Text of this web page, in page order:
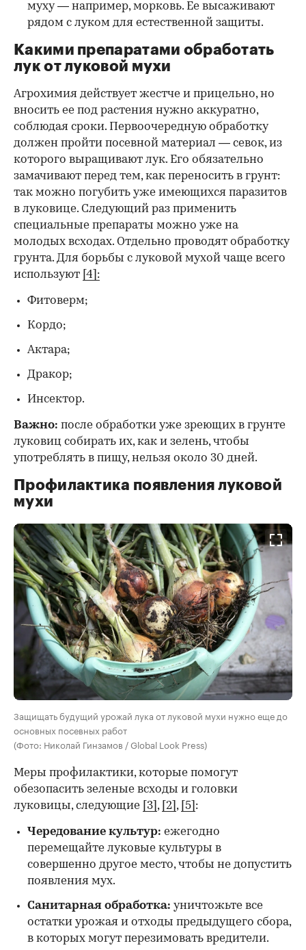
муху — например, морковь. Ее высаживают
рядом с луком для естественной защиты.
Какими препаратами обработать
лук от луковой мухи
Агрохимия действует жестче и прицельно, но
вносить ее под растения нужно аккуратно,
соблюдая сроки. Первоочередную обработку
должен пройти посевной материал — севок, из
которого выращивают лук. Его обязательно
замачивают перед тем, как переносить в грунт:
так можно погубить уже имеющихся паразитов
в луковице. Следующий раз применить
специальные препараты можно уже на
молодых всходах. Отдельно проводят обработку
грунта. Для борьбы с луковой мухой чаще всего
используют [4]:
Фитоверм;
Кордо;
Актара;
Дракор;
Инсектор.
Важно: после обработки уже зреющих в грунте
луковиц собирать их, как и зелень, чтобы
употреблять в пищу, нельзя около 30 дней.
Профилактика появления луковой
мухи
Защищать будущий урожай лука от луковой мухи нужно еще до
основных посевных работ
(Фото: Николай Гинзамов / Global Look Press)
Меры профилактики, которые помогут
обезопасить зеленые всходы и головки
луковицы, следующие
[3] , [2] , [5] :
Чередование культур: ежегодно
перемещайте луковые культуры в
совершенно другое место, чтобы не допустить
появления мух.
Санитарная обработка: уничтожьте все
остатки урожая и отходы предыдущего сбора,
в которых могут перезимовать вредители.